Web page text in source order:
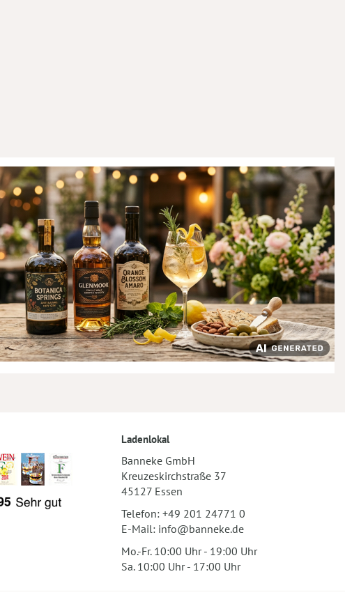
Ladenlokal
Banneke GmbH
Kreuzeskirchstraße 37
45127 Essen
Telefon: +49 201 24771 0
E-Mail: info@banneke.de
Mo.-Fr. 10:00 Uhr - 19:00 Uhr
Sa. 10:00 Uhr - 17:00 Uhr